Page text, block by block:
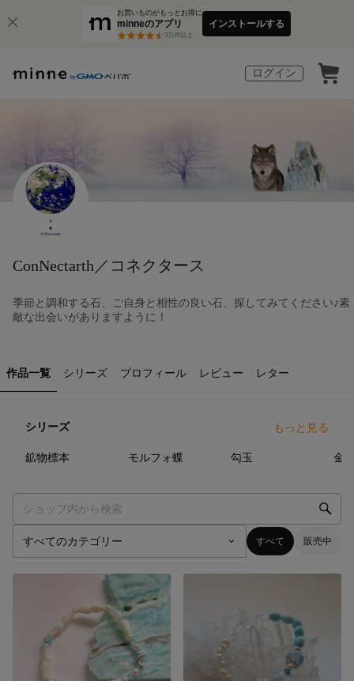
お買いものがもっとお得に
minneのアプリ
3万件以上
インストールする
ログイン
ConNectarth／コネクタース
季節と調和する石、ご自身と相性の良い石、探してみてください♪素
敵な出会いがありますように！
作品一覧 シリーズ プロフィール レビュー レター
シリーズ もっと見る
鉱物標本 モルフォ蝶 勾玉 金
すべて 販売中